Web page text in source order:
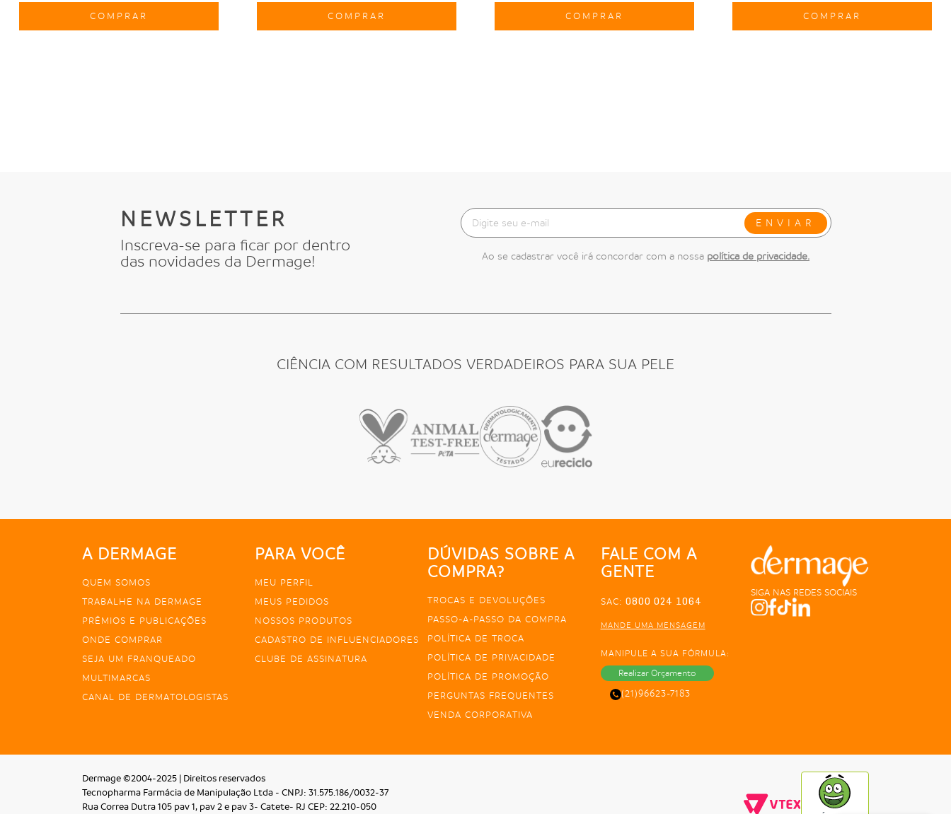
COMPRAR COMPRAR COMPRAR COMPRAR
NEWSLETTER
Inscreva-se para ficar por dentro
das novidades da Dermage!
ENVIAR
Ao se cadastrar você irá concordar com a nossa política de privacidade.
CIÊNCIA COM RESULTADOS VERDADEIROS PARA SUA PELE
A DERMAGE
QUEM SOMOS
TRABALHE NA DERMAGE
PRÊMIOS E PUBLICAÇÕES
ONDE COMPRAR
SEJA UM FRANQUEADO
MULTIMARCAS
CANAL DE DERMATOLOGISTAS
PARA VOCÊ
MEU PERFIL
MEUS PEDIDOS
NOSSOS PRODUTOS
CADASTRO DE INFLUENCIADORES
CLUBE DE ASSINATURA
DÚVIDAS SOBRE A
COMPRA?
TROCAS E DEVOLUÇÕES
PASSO-A-PASSO DA COMPRA
POLÍTICA DE TROCA
POLÍTICA DE PRIVACIDADE
POLÍTICA DE PROMOÇÃO
PERGUNTAS FREQUENTES
VENDA CORPORATIVA
FALE COM A
GENTE
SAC: 0800 024 1064
MANDE UMA MENSAGEM
MANIPULE A SUA FÓRMULA:
Realizar Orçamento
(21)96623-7183
SIGA NAS REDES SOCIAIS
Dermage ©2004-2025 | Direitos reservados
Tecnopharma Farmácia de Manipulação Ltda - CNPJ: 31.575.186/0032-37
Rua Correa Dutra 105 pav 1, pav 2 e pav 3- Catete- RJ CEP: 22.210-050